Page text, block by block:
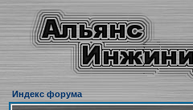
Индекс форума